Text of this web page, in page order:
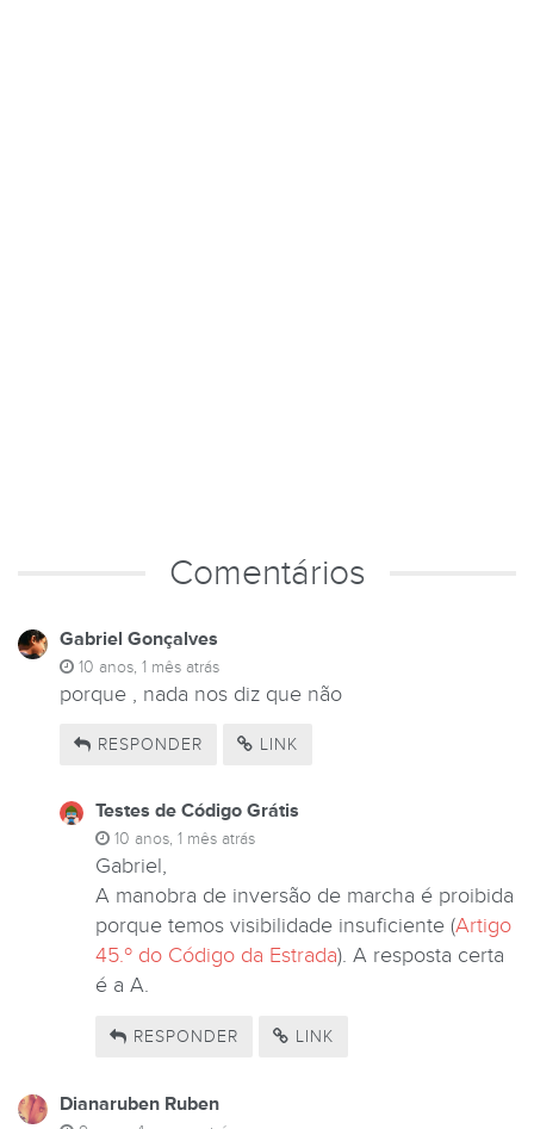
Comentários
Gabriel Gonçalves
10 anos, 1 mês atrás
porque , nada nos diz que não
RESPONDER LINK
Testes de Código Grátis
10 anos, 1 mês atrás
Gabriel,
A manobra de inversão de marcha é proibida
porque temos visibilidade insuficiente (Artigo
45.º do Código da Estrada). A resposta certa
é a A.
RESPONDER LINK
Dianaruben Ruben